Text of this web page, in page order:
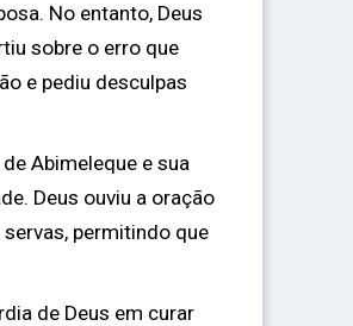
No entanto, Deus
sobre o erro que
e pediu desculpas
Abimeleque e sua
Deus ouviu a oração
permitindo que
de Deus em curar